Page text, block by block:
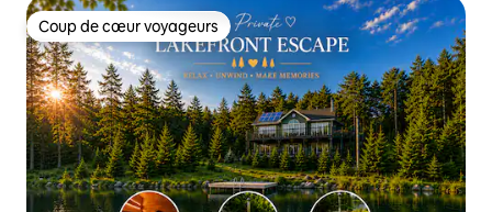
Coup de cœur voyageurs
Coup de cœur voyageurs